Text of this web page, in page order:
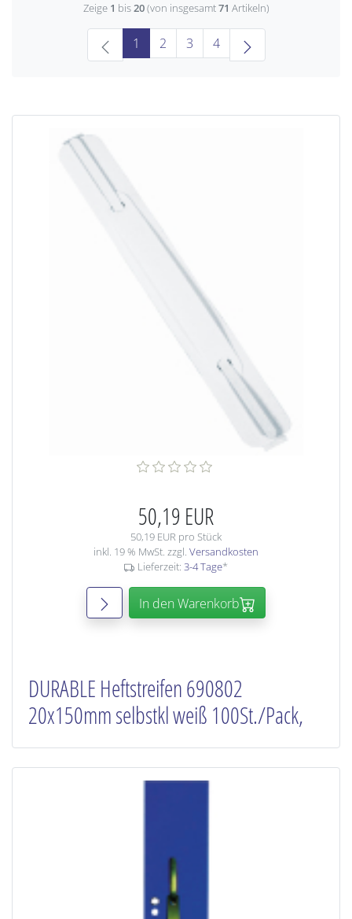
Zeige 1 bis20(von insgesamt71 Artikeln)
1 (current)
2 3 4
50,19 EUR
50,19 EUR pro Stück
inkl. 19 % MwSt. zzgl. Versandkosten
Lieferzeit: 3-4 Tage*
In den Warenkorb
DURABLE Heftstreifen 690802
20x150mm selbstkl weiß 100St./Pack,